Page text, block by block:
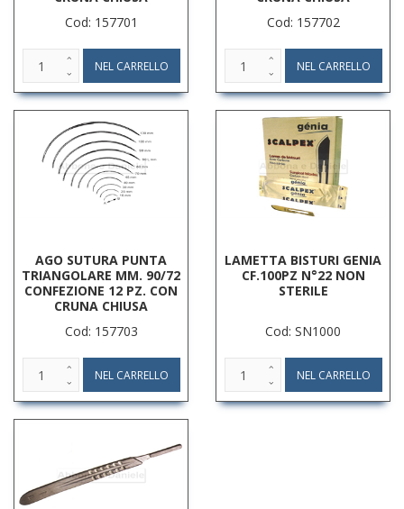
Cod: 157701
Cod: 157702
AGO SUTURA PUNTA
TRIANGOLARE MM. 90/72
CONFEZIONE 12 PZ. CON
CRUNA CHIUSA
Cod: 157703
LAMETTA BISTURI GENIA
CF.100PZ N°22 NON
STERILE
Cod: SN1000